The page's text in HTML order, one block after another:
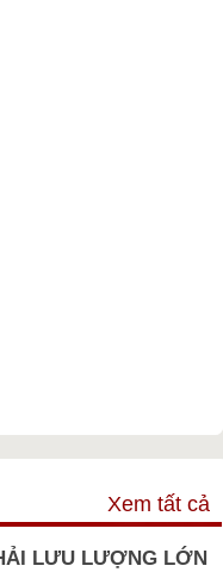
Xem tất cả
LƯU LƯỢNG LỚN